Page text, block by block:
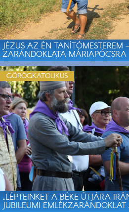
JÉZUS AZ ÉN TANÍTÓMESTEREM
ZARÁNDOKLATA MÁRIAPÓCSRA
„LÉPTEINKET A BÉKE ÚTJÁRA
JUBILEUMI EMLÉKZARÁNDOKLAT
GÖRÖGKATOLIKUS